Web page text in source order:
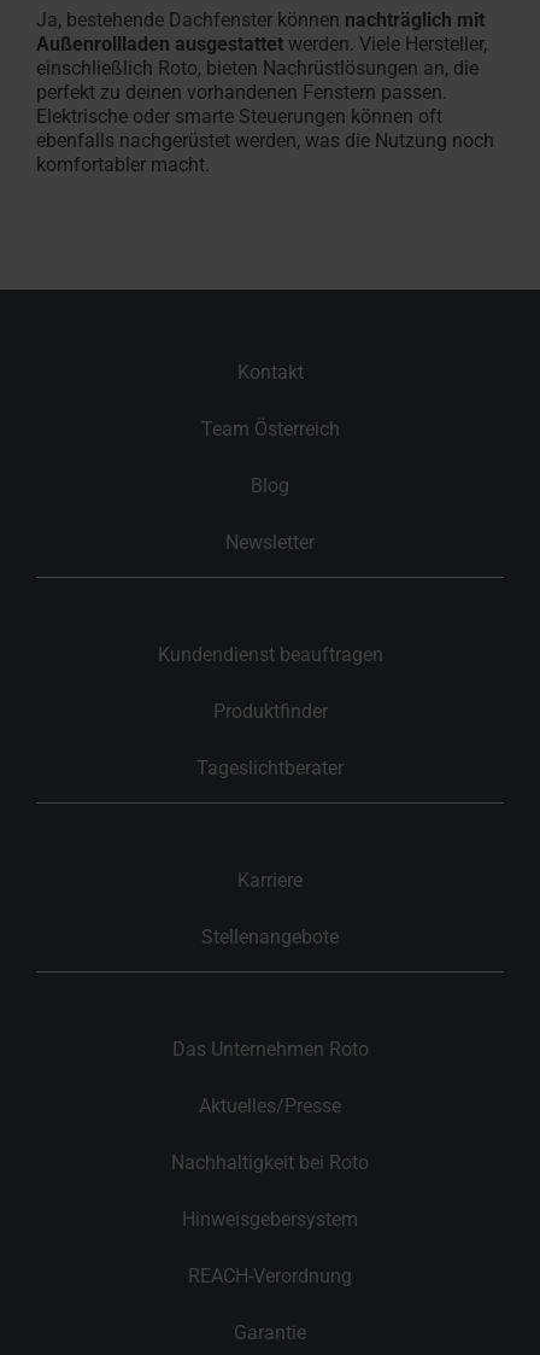
Ja, bestehende Dachfenster können nachträglich mit
Außenrollladen ausgestattet werden. Viele Hersteller,
einschließlich Roto, bieten Nachrüstlösungen an, die
perfekt zu deinen vorhandenen Fenstern passen.
Elektrische oder smarte Steuerungen können oft
ebenfalls nachgerüstet werden, was die Nutzung noch
komfortabler macht.
Kontakt
Team Österreich
Blog
Newsletter
Kundendienst beauftragen
Produktfinder
Tageslichtberater
Karriere
Stellenangebote
Das Unternehmen Roto
Aktuelles/Presse
Nachhaltigkeit bei Roto
Hinweisgebersystem
REACH-Verordnung
Garantie